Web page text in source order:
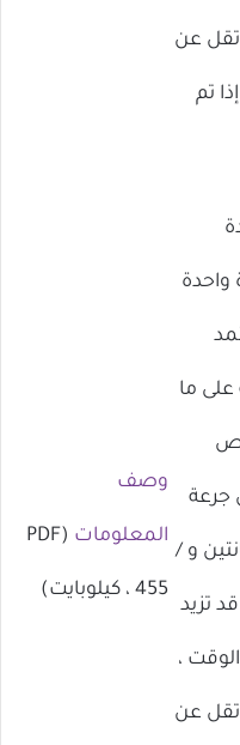
تقل عن
تم
واحدة
على ما
جرعة
و /
قد تزيد
،
تقل عن
وصف
المعلومات (PDF
، 455 كيلوبايت)